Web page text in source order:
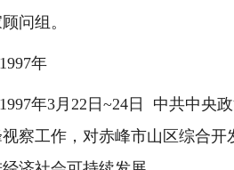
问组。
1997年
1997年3月 22 日 ~24 日
中共中央
察工作，对赤峰市山区综合